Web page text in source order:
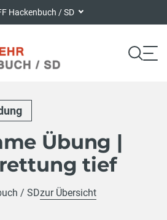
Hackenbuch / SD
Übung |
tief
/ SDzur Übersicht